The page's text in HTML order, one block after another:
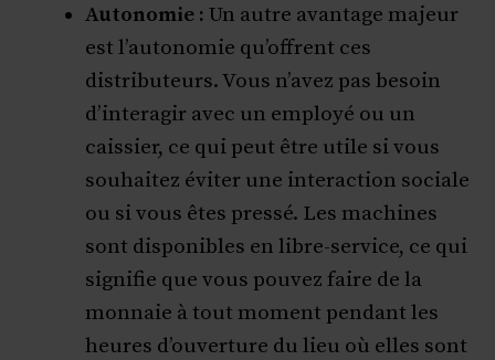
Autonomie : Un autre avantage majeur
est l’autonomie qu’offrent ces
distributeurs. Vous n’avez pas besoin
d’interagir avec un employé ou un
caissier, ce qui peut être utile si vous
souhaitez éviter une interaction sociale
ou si vous êtes pressé. Les machines
sont disponibles en libre-service, ce qui
signifie que vous pouvez faire de la
monnaie à tout moment pendant les
heures d’ouverture du lieu où elles sont